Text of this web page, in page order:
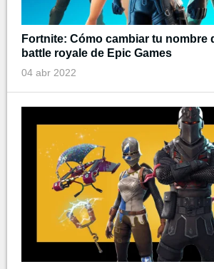
Fortnite: Cómo cambiar tu nombre
battle royale de Epic Games
04 abr 2022